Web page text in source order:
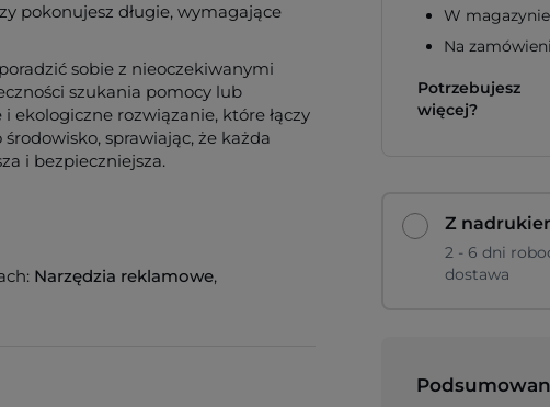
pokonujesz długie, wymagające
sobie z nieoczekiwanymi
szukania pomocy lub
ekologiczne rozwiązanie, które łączy
sprawiając, że każda
i bezpieczniejsza.
Narzędzia reklamowe,
W magazynie
Na
Potrzebujesz
więcej?
Z
2 - 6 dni
dostawa